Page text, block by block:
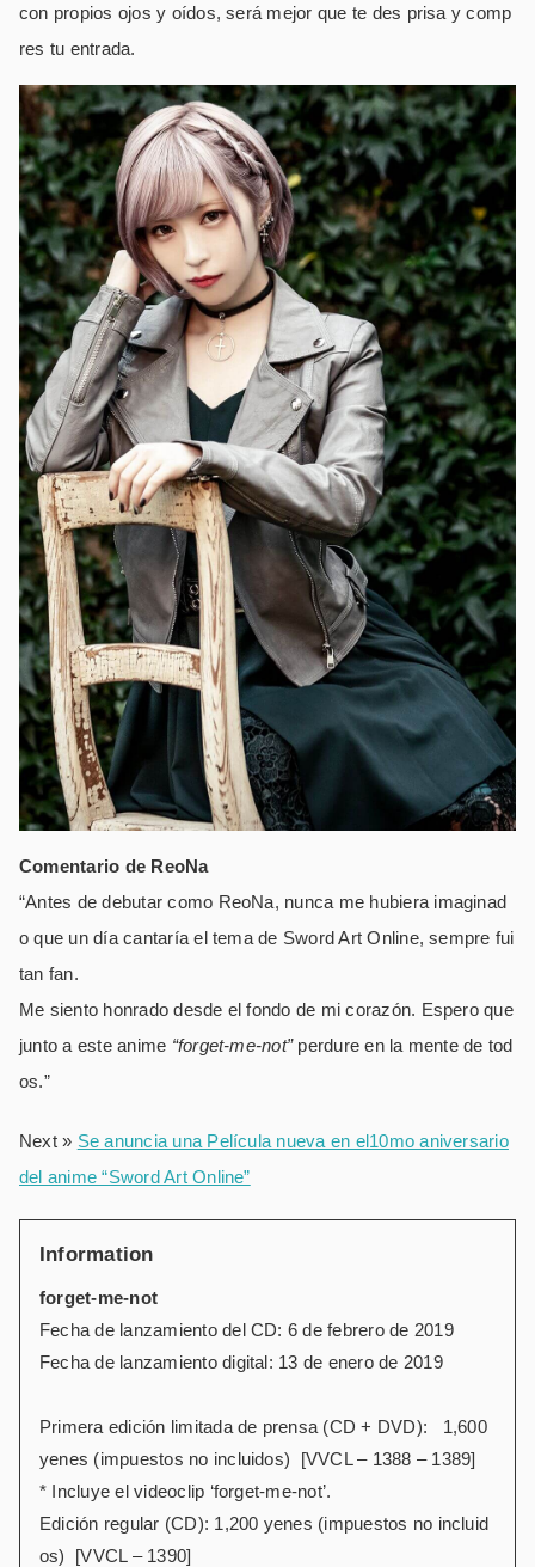
con propios ojos y oídos, será mejor que te des prisa y comp
res tu entrada.
Comentario de ReoNa
“Antes de debutar como ReoNa, nunca me hubiera imaginad
o que un día cantaría el tema de Sword Art Online, sempre fui
tan fan.
Me siento honrado desde el fondo de mi corazón. Espero que
junto a este anime “forget-me-not”perdure en la mente de tod
os.”
Next » Se anuncia una Película nueva en el10mo aniversario
del anime “Sword Art Online”
Information
forget-me-not
Fecha de lanzamiento del CD: 6 de febrero de 2019
Fecha de lanzamiento digital: 13 de enero de 2019
Primera edición limitada de prensa (CD + DVD): 1,600
yenes (impuestos no incluidos) [VVCL – 1388 – 1389]
* Incluye el videoclip ‘forget-me-not’.
Edición regular (CD): 1,200 yenes (impuestos no incluid
os) [VVCL – 1390]